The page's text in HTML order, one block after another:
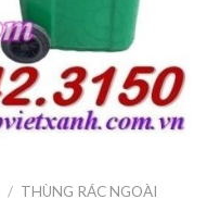
/ THÙNG RÁC NGOÀI